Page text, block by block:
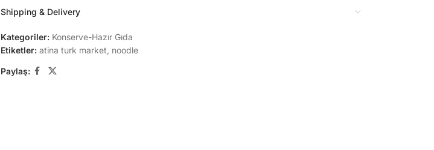
Shipping & Delivery
Kategoriler: Konserve-Hazır Gıda
Etiketler: atina turk market noodle
Paylaş: